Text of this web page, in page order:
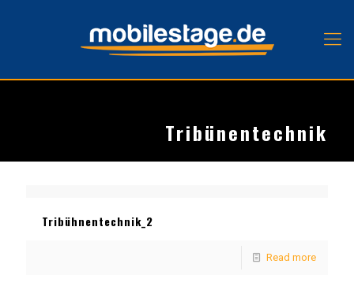
Tribünentechnik
Tribühnentechnik_2
Read more